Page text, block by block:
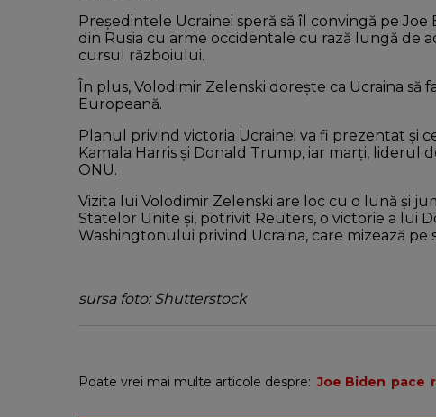
Președintele Ucrainei speră să îl convingă pe
din Rusia cu arme occidentale cu rază lungă de
cursul războiului.
În plus, Volodimir Zelenski dorește ca Ucraina să
Europeană.
Planul privind victoria Ucrainei va fi prezentat și
Kamala Harris și Donald Trump, iar marți, liderul
ONU.
Vizita lui Volodimir Zelenski are loc cu o lună și
Statelor Unite și, potrivit Reuters, o victorie a lui
Washingtonului privind Ucraina, care mizează pe
sursa foto: Shutterstock
Poate vrei mai multe articole despre: Joe Biden pace